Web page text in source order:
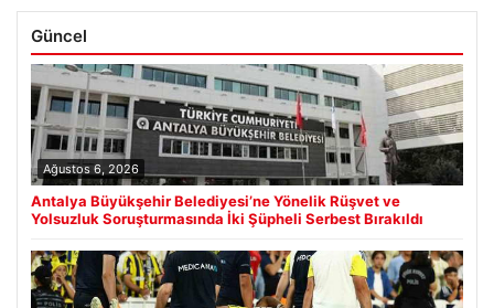
Güncel
Ağustos 6, 2026
Antalya Büyükşehir Belediyesi’ne Yönelik Rüşvet ve
Yolsuzluk Soruşturmasında İki Şüpheli Serbest Bırakıldı